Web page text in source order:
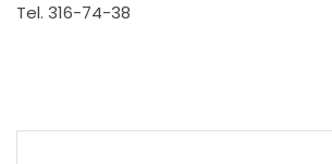
Tel. 316-74-38